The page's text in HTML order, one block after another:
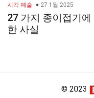
시각 예술 27 1월 2025
27 가지 종이접기에
한 사실
© 2023